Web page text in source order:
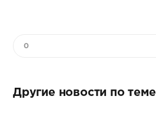
0
Другие новости по теме